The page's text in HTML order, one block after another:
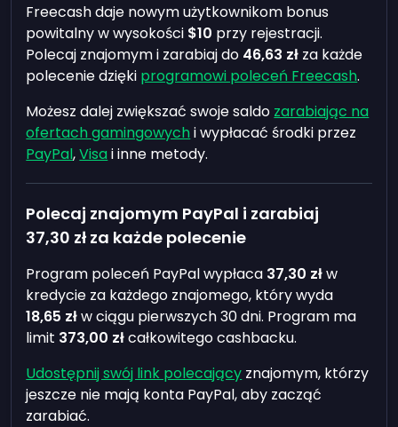
Freecash daje nowym użytkownikom bonus
powitalny w wysokości $10 przy rejestracji.
Polecaj znajomym i zarabiaj do 46,63 zł za każde
polecenie dzięki programowi poleceń Freecash.
Możesz dalej zwiększać swoje saldo zarabiając na
ofertach gamingowychi wypłacać środki przez
PayPal,Visai inne metody.
Polecaj znajomym PayPal i zarabiaj
37,30 zł za każde polecenie
Program poleceń PayPal wypłaca 37,30 złw
kredycie za każdego znajomego, który wyda
18,65 złw ciągu pierwszych 30 dni. Program ma
limit 373,00 złcałkowitego cashbacku.
Udostępnij swój link polecający znajomym, którzy
jeszcze nie mają konta PayPal, aby zacząć
zarabiać.